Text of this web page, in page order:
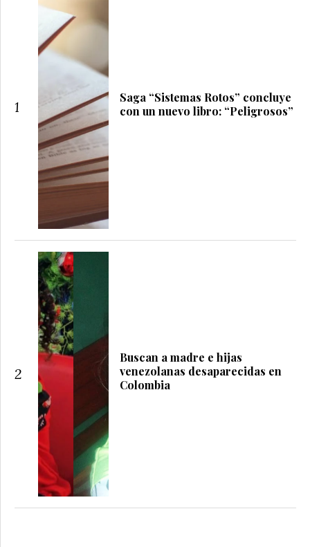
1
Saga “Sistemas Rotos” concluye
con un nuevo libro: “Peligrosos”
2
Buscan a madre e hijas
venezolanas desaparecidas en
Colombia